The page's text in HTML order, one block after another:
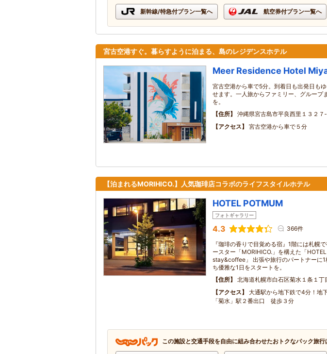
新幹線/特急付プラン一覧へ 航空券付プラン一覧へ
宮古空港すぐ。暮らすように泊まる、島のレジデンスホテル
Meer Residence Hotel
宮古空港から車で5分。到着日も出発日も
せます。一人旅からファミリー、グループ
を。
住所
沖縄県宮古島市平良西里１３２７‐
アクセス
宮古空港から車で５分
【泊まれるMORIHICO.】人気珈琲店コラボのライフスタイルホテル
HOTEL POTMUM
フォトギャラリー
4.3 366件
『珈琲の香りで目覚める宿』1階には札幌
ースター「MORIHICO.」を構えた「
stay&coffee」 出張や旅行のパートナーに
ち優雅な1日をスタートを。
住所
北海道札幌市白石区菊水１条１丁
アクセス
大通駅から地下鉄で4分！地
「菊水」駅２番出口 徒歩３分
この施設と交通手段を自由に組み合わせたおトクなパック旅行